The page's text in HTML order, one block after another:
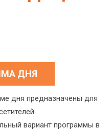
ДНЯ
дня предназначены для
вариант программы в